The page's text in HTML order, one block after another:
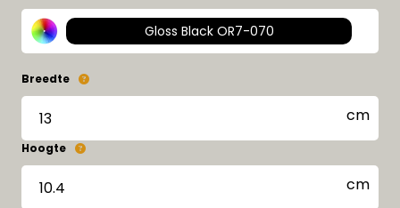
Gloss Black OR7-070
Breedte
Hoogte